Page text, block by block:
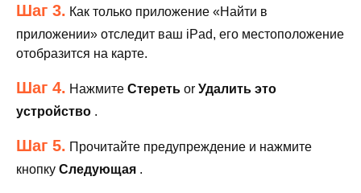
Шаг 3. Как только приложение «Найти в
приложении» отследит ваш iPad, его местоположение
отобразится на карте.
Шаг 4. Нажмите Стереть or Удалить это
устройство .
Шаг 5. Прочитайте предупреждение и нажмите
кнопку Следующая .